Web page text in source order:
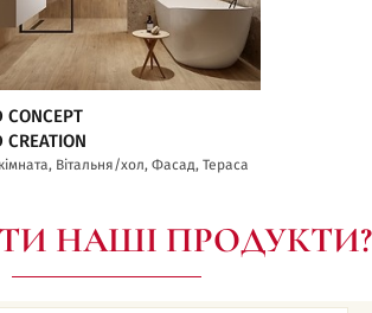
CONCEPT
CREATION
Вітальня/хол, Фасад, Тераса
НАШІ ПРОДУКТИ?